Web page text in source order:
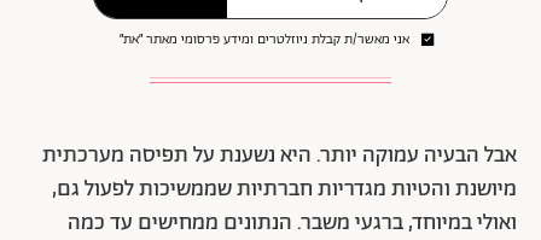
אני מאשר/ת קבלת ניוזלטרים ומידע פרסומי מאתר ״את״
אבל הבעיה עמוקה יותר. היא נשענת על תפיסה מערכתית
מיושנת והטיות מגדריות חברתיות שממשיכות לפעול גם,
ואולי במיוחד, ברגעי משבר. הנתונים ממחישים עד כמה